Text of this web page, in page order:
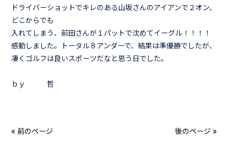
ドライバーショットでキレのある山坂さんのアイアンで２オン、
どこからでも
入れてしまう、前田さんが１パットで沈めてイーグル！！！！
感動しました。トータル８アンダーで、結果は準優勝でしたが、
凄くゴルフは良いスポーツだなと思う日でした。
ｂｙ 哲
« 前のページ 後のページ »